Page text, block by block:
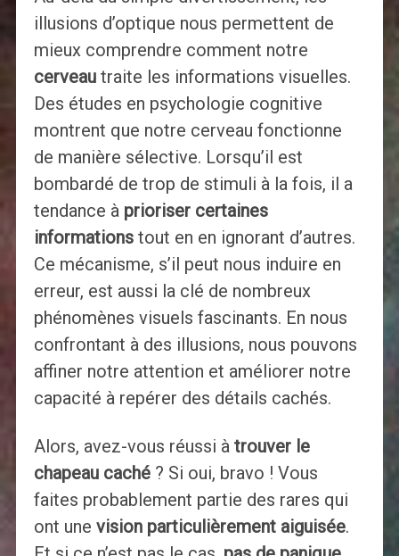
illusions d’optique nous permettent de
mieux comprendre comment notre
cerveautraite les informations visuelles.
Des études en psychologie cognitive
montrent que notre cerveau fonctionne
de manière sélective. Lorsqu’il est
bombardé de trop de stimuli à la fois, il a
tendance à prioriser certaines
informationstout en en ignorant d’autres.
Ce mécanisme, s’il peut nous induire en
erreur, est aussi la clé de nombreux
phénomènes visuels fascinants. En nous
confrontant à des illusions, nous pouvons
affiner notre attention et améliorer notre
capacité à repérer des détails cachés.
Alors, avez-vous réussi à trouver le
chapeau caché? Si oui, bravo ! Vous
faites probablement partie des rares qui
ont une vision particulièrement aiguisée.